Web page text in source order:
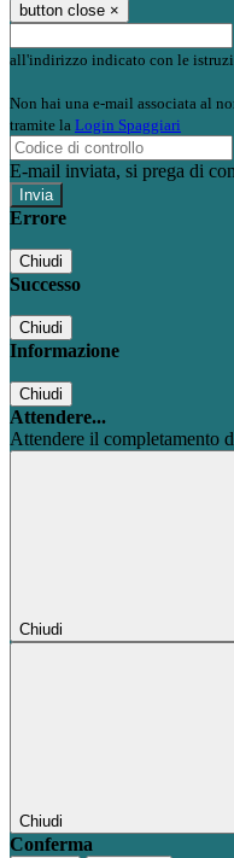
button close ×
all'indirizzo indicato con le
Non hai una e-mail associata al
tramite la Login Spaggiari
E-mail inviata, si prega di
Errore
Chiudi
Successo
Chiudi
Informazione
Chiudi
Attendere...
Attendere il completamento
Chiudi
Chiudi
Conferma